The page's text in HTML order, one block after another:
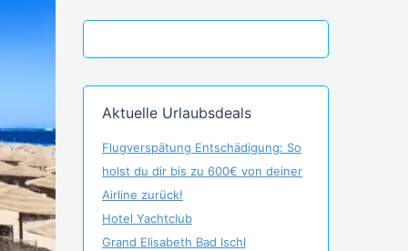
Aktuelle Urlaubsdeals
Flugverspätung Entschädigung: So
holst du dir bis zu 600€ von deiner
Airline zurück!
Hotel Yachtclub
Grand Elisabeth Bad Ischl